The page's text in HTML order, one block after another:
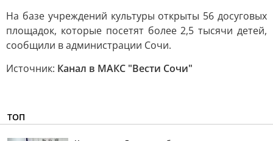
На базе учреждений культуры открыты 56 досуговых
площадок, которые посетят более 2,5 тысячи детей,
сообщили в администрации Сочи.
Источник: Канал в МАКС "Вести Сочи"
ТОП